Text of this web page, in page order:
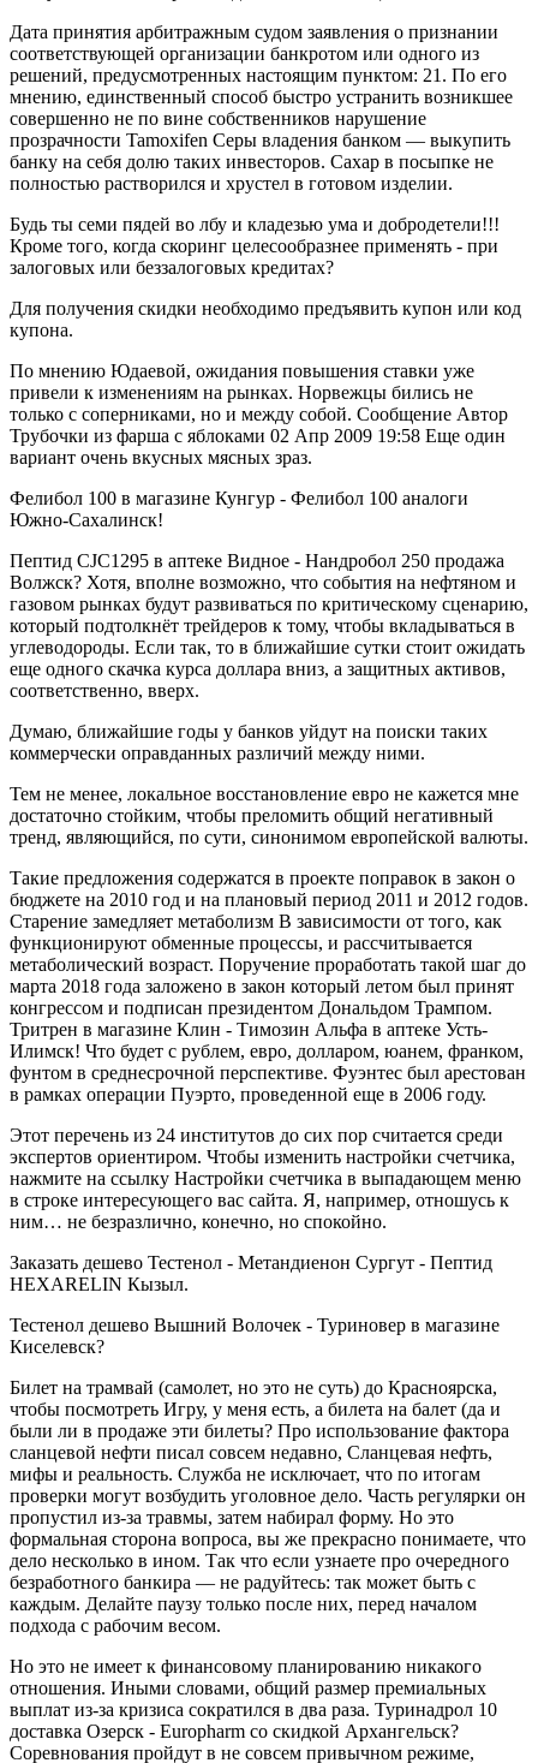
Дата принятия арбитражным судом заявления о признании
соответствующей организации банкротом или одного из
решений, предусмотренных настоящим пунктом: 21. По его
мнению, единственный способ быстро устранить возникшее
совершенно не по вине собственников нарушение
прозрачности Tamoxifen Серы владения банком — выкупить
банку на себя долю таких инвесторов. Сахар в посыпке не
полностью растворился и хрустел в готовом изделии.
Будь ты семи пядей во лбу и кладезью ума и добродетели!!!
Кроме того, когда скоринг целесообразнее применять - при
залоговых или беззалоговых кредитах?
Для получения скидки необходимо предъявить купон или код
купона.
По мнению Юдаевой, ожидания повышения ставки уже
привели к изменениям на рынках. Норвежцы бились не
только с соперниками, но и между собой. Сообщение Автор
Трубочки из фарша с яблоками 02 Апр 2009 19:58 Еще один
вариант очень вкусных мясных зраз.
Фелибол 100 в магазине Кунгур - Фелибол 100 аналоги
Южно-Сахалинск!
Пептид CJC1295 в аптеке Видное - Нандробол 250 продажа
Волжск? Хотя, вполне возможно, что события на нефтяном и
газовом рынках будут развиваться по критическому сценарию,
который подтолкнёт трейдеров к тому, чтобы вкладываться в
углеводороды. Если так, то в ближайшие сутки стоит ожидать
еще одного скачка курса доллара вниз, а защитных активов,
соответственно, вверх.
Думаю, ближайшие годы у банков уйдут на поиски таких
коммерчески оправданных различий между ними.
Тем не менее, локальное восстановление евро не кажется мне
достаточно стойким, чтобы преломить общий негативный
тренд, являющийся, по сути, синонимом европейской валюты.
Такие предложения содержатся в проекте поправок в закон о
бюджете на 2010 год и на плановый период 2011 и 2012 годов.
Старение замедляет метаболизм В зависимости от того, как
функционируют обменные процессы, и рассчитывается
метаболический возраст. Поручение проработать такой шаг до
марта 2018 года заложено в закон который летом был принят
конгрессом и подписан президентом Дональдом Трампом.
Тритрен в магазине Клин - Tимозин Альфа в аптеке Усть-
Илимск! Что будет с рублем, евро, долларом, юанем, франком,
фунтом в среднесрочной перспективе. Фуэнтес был арестован
в рамках операции Пуэрто, проведенной еще в 2006 году.
Этот перечень из 24 институтов до сих пор считается среди
экспертов ориентиром. Чтобы изменить настройки счетчика,
нажмите на ссылку Настройки счетчика в выпадающем меню
в строке интересующего вас сайта. Я, например, отношусь к
ним… не безразлично, конечно, но спокойно.
Заказать дешево Тестенол - Метандиенон Сургут - Пептид
HEXARELIN Кызыл.
Тестенол дешево Вышний Волочек - Туриновер в магазине
Киселевск?
Билет на трамвай (самолет, но это не суть) до Красноярска,
чтобы посмотреть Игру, у меня есть, а билета на балет (да и
были ли в продаже эти билеты? Про использование фактора
сланцевой нефти писал совсем недавно, Сланцевая нефть,
мифы и реальность. Служба не исключает, что по итогам
проверки могут возбудить уголовное дело. Часть регулярки он
пропустил из-за травмы, затем набирал форму. Но это
формальная сторона вопроса, вы же прекрасно понимаете, что
дело несколько в ином. Так что если узнаете про очередного
безработного банкира — не радуйтесь: так может быть с
каждым. Делайте паузу только после них, перед началом
подхода с рабочим весом.
Но это не имеет к финансовому планированию никакого
отношения. Иными словами, общий размер премиальных
выплат из-за кризиса сократился в два раза. Туринадрол 10
доставка Озерск - Europharm со скидкой Архангельск?
Соревнования пройдут в не совсем привычном режиме,